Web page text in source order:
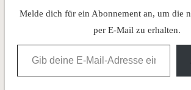
Nadinede Zanet, Norbert
Melde dich für ein Abonnement an, um die
per E-Mail zu erhalten.
Gib deine E-Mail-Adresse ein ...